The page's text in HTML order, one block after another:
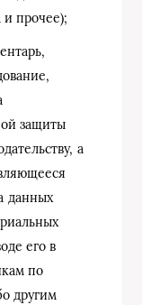
и прочее);
защиты
а
данных
его в
по
другим